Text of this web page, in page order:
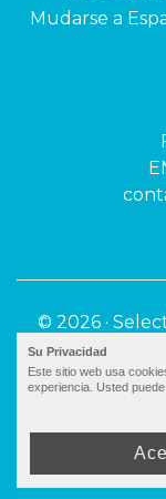
Mudarse a
© 2026 ·
Su Privacidad
Este sitio web usa
experiencia. Usted